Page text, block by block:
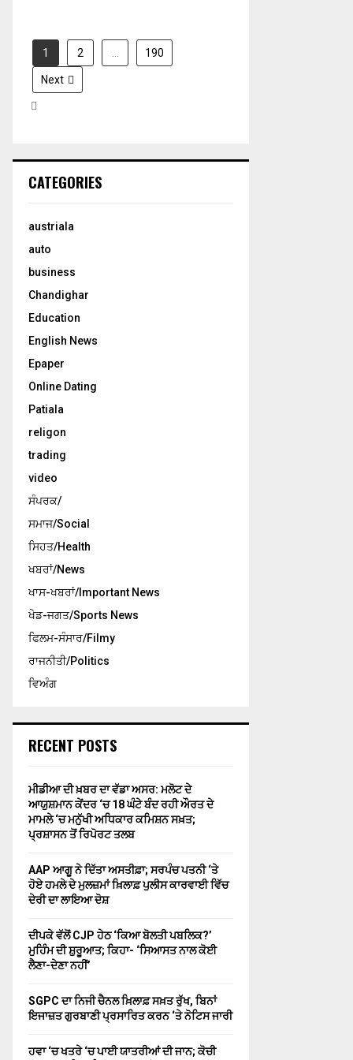
1 2 190
Next
CATEGORIES
austriala
auto
business
Chandighar
Education
English News
Epaper
Online Dating
Patiala
religon
trading
video
ਸੰਪਰਕ/
ਸਮਾਜ/Social
ਸਿਹਤ/Health
ਖਬਰਾਂ/News
ਖਾਸ-ਖਬਰਾਂ/Important News
ਖੇਡ-ਜਗਤ/Sports News
ਫਿਲਮ-ਸੰਸਾਰ/Filmy
ਰਾਜਨੀਤੀ/Politics
ਵਿਅੰਗ
RECENT POSTS
ਮੀਡੀਆ ਦੀ ਖ਼ਬਰ ਦਾ ਵੱਡਾ ਅਸਰ: ਮਲੋਟ ਦੇ
ਆਯੁਸ਼ਮਾਨ ਕੇਂਦਰ ‘ਚ 18 ਘੰਟੇ ਬੰਦ ਰਹੀ ਔਰਤ ਦੇ
ਮਾਮਲੇ ‘ਚ ਮਨੁੱਖੀ ਅਧਿਕਾਰ ਕਮਿਸ਼ਨ ਸਖ਼ਤ;
ਪ੍ਰਸ਼ਾਸਨ ਤੋਂ ਰਿਪੋਰਟ ਤਲਬ
AAP ਆਗੂ ਨੇ ਦਿੱਤਾ ਅਸਤੀਫ਼ਾ; ਸਰਪੰਚ ਪਤਨੀ ‘ਤੇ
ਹੋਏ ਹਮਲੇ ਦੇ ਮੁਲਜ਼ਮਾਂ ਖ਼ਿਲਾਫ਼ ਪੁਲੀਸ ਕਾਰਵਾਈ ਵਿੱਚ
ਦੇਰੀ ਦਾ ਲਾਇਆ ਦੋਸ਼
ਦੀਪਕੇ ਵੱਲੋਂ CJP ਹੇਠ ‘ਕਿਆ ਬੋਲਤੀ ਪਬਲਿਕ?’
ਮੁਹਿੰਮ ਦੀ ਸ਼ੁਰੂਆਤ; ਕਿਹਾ- ‘ਸਿਆਸਤ ਨਾਲ ਕੋਈ
ਲੈਣਾ-ਦੇਣਾ ਨਹੀਂ’
SGPC ਦਾ ਨਿਜੀ ਚੈਨਲ ਖ਼ਿਲਾਫ਼ ਸਖ਼ਤ ਰੁੱਖ, ਬਿਨਾਂ
ਇਜਾਜ਼ਤ ਗੁਰਬਾਣੀ ਪ੍ਰਸਾਰਿਤ ਕਰਨ ‘ਤੇ ਨੋਟਿਸ ਜਾਰੀ
ਹਵਾ ‘ਚ ਖਤਰੇ ‘ਚ ਪਾਈ ਯਾਤਰੀਆਂ ਦੀ ਜਾਨ; ਕੋਚੀ